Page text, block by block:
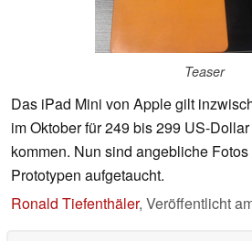
Teaser
Das iPad Mini von Apple gilt
im Oktober für 249 bis 299 US-
kommen. Nun sind angebliche
Prototypen aufgetaucht.
Ronald Tiefenthäler, Veröffentlicht